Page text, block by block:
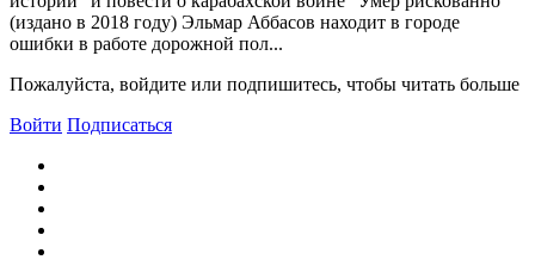
(издано в 2018 году) Эльмар Аббасов находит в городе
ошибки в работе дорожной пол...
Пожалуйста, войдите или подпишитесь, чтобы читать больше
Войти Подписаться